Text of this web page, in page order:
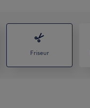
Friseur